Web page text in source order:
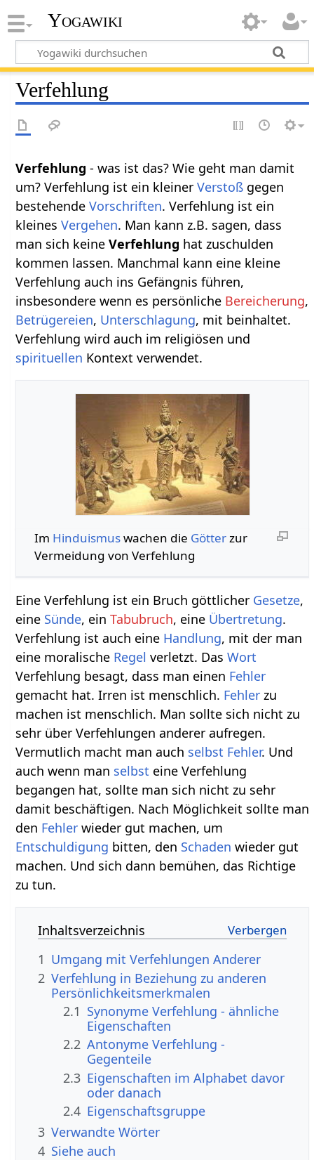
Yogawiki
Verfehlung
Verfehlung - was ist das? Wie geht man damit
um? Verfehlung ist ein kleinerVerstoß gegen
bestehendeVorschriften. Verfehlung ist ein
kleinesVergehen. Man kann z.B. sagen, dass
man sich keineVerfehlung hat zuschulden
kommen lassen. Manchmal kann eine kleine
Verfehlung auch ins Gefängnis führen,
insbesondere wenn es persönliche Bereicherung,
Betrügereien, Unterschlagung, mit beinhaltet.
Verfehlung wird auch im religiösen und
spirituellen Kontext verwendet.
Im Hinduismuswachen die Götterzur
Vermeidung von Verfehlung
Eine Verfehlung ist ein Bruch göttlicher Gesetze,
eine Sünde, einTabubruch, eine Übertretung.
Verfehlung ist auch eine Handlung, mit der man
eine moralische Regel verletzt. DasWort
Verfehlung besagt, dass man einen Fehler
gemacht hat. Irren ist menschlich. Fehler zu
machen ist menschlich. Man sollte sich nicht zu
sehr über Verfehlungen anderer aufregen.
Vermutlich macht man auch selbst Fehler. Und
auch wenn man selbst eine Verfehlung
begangen hat, sollte man sich nicht zu sehr
damit beschäftigen. Nach Möglichkeit sollte man
den Fehler wieder gut machen, um
Entschuldigung bitten, den Schaden wieder gut
machen. Und sich dann bemühen, das Richtige
zu tun.
Inhaltsverzeichnis
1 Umgang mit Verfehlungen Anderer
2 Verfehlung in Beziehung zu anderen
Persönlichkeitsmerkmalen
2.1 Synonyme Verfehlung - ähnliche
Eigenschaften
2.2 Antonyme Verfehlung -
Gegenteile
2.3 Eigenschaften im Alphabet davor
oder danach
2.4 Eigenschaftsgruppe
3 Verwandte Wörter
4 Siehe auch